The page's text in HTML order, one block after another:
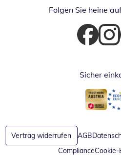
Folgen Sie heine
Öffnet in
Sicher
Öffnet in
Vertrag widerrufen AGB
ComplianceCookie-